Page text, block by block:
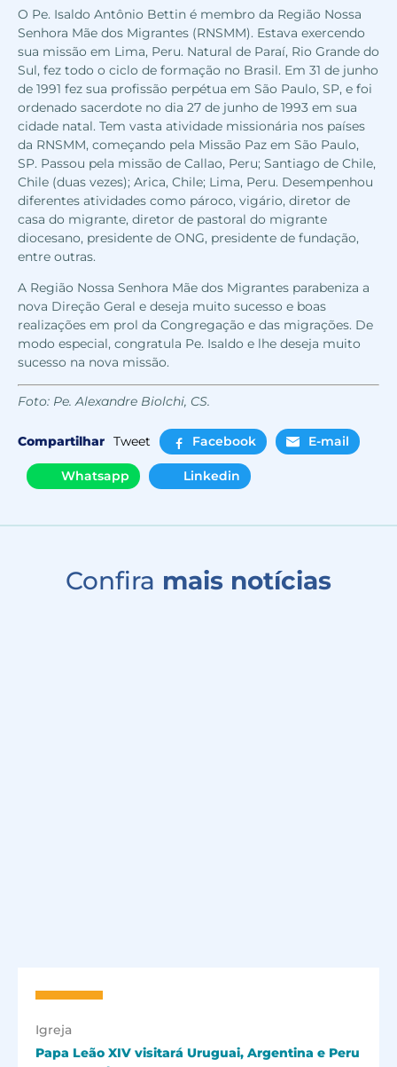
O Pe. Isaldo Antônio Bettin é membro da Região Nossa
Senhora Mãe dos Migrantes (RNSMM). Estava exercendo
sua missão em Lima, Peru. Natural de Paraí, Rio Grande do
Sul, fez todo o ciclo de formação no Brasil. Em 31 de junho
de 1991 fez sua profissão perpétua em São Paulo, SP, e foi
ordenado sacerdote no dia 27 de junho de 1993 em sua
cidade natal. Tem vasta atividade missionária nos países
da RNSMM, começando pela Missão Paz em São Paulo,
SP. Passou pela missão de Callao, Peru; Santiago de Chile,
Chile (duas vezes); Arica, Chile; Lima, Peru. Desempenhou
diferentes atividades como pároco, vigário, diretor de
casa do migrante, diretor de pastoral do migrante
diocesano, presidente de ONG, presidente de fundação,
entre outras.
A Região Nossa Senhora Mãe dos Migrantes parabeniza a
nova Direção Geral e deseja muito sucesso e boas
realizações em prol da Congregação e das migrações. De
modo especial, congratula Pe. Isaldo e lhe deseja muito
sucesso na nova missão.
Foto: Pe. Alexandre Biolchi, CS.
Compartilhar Tweet Facebook E-mail
Whatsapp Linkedin
Confira mais notícias
Igreja
Papa Leão XIV visitará Uruguai, Argentina e Peru